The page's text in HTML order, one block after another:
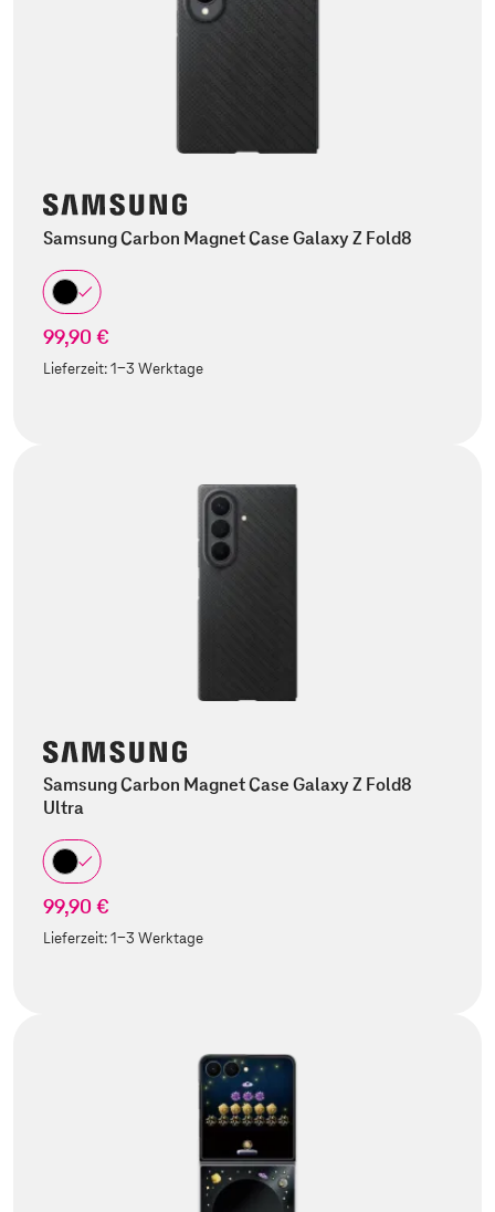
Samsung Carbon Magnet Case Galaxy Z Fold8
99,90 €
Lieferzeit:1-3 Werktage
Samsung Carbon Magnet Case Galaxy Z Fold8
Ultra
99,90 €
Lieferzeit:1-3 Werktage